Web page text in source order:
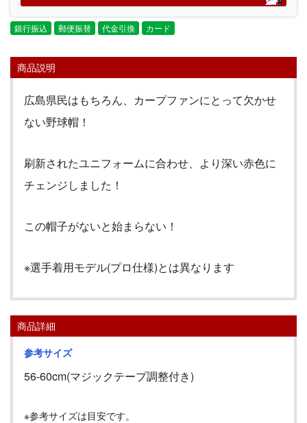
銀行振込 郵便振替 代金引換 カード
商品説明
広島県民はもちろん、カープファンにとって欠かせ
ない野球帽！
刷新されたユニフォームに合わせ、より深い赤色に
チェンジしました！
この帽子がないと始まらない！
※選手着用モデル(プロ仕様)とは異なります
商品詳細
参考サイズ
56-60cm(マジックテープ調整付き)
※参考サイズは目安です。